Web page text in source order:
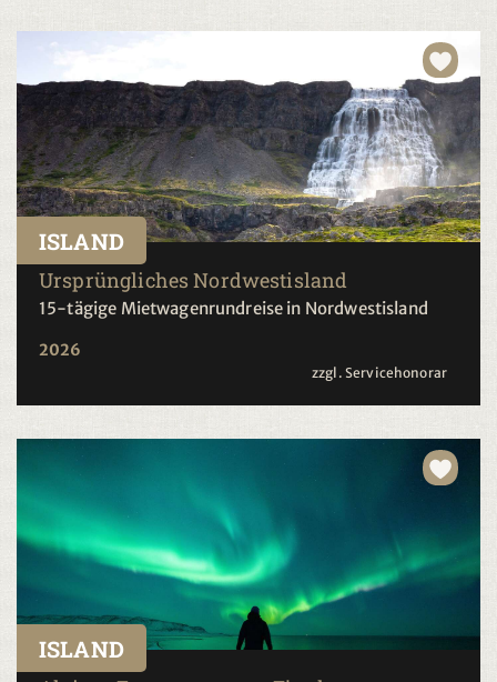
ISLAND
Ursprüngliches Nordwestisland
15-tägige Mietwagenrundreise in Nordwestisland
2026
zzgl. Servicehonorar
ISLAND